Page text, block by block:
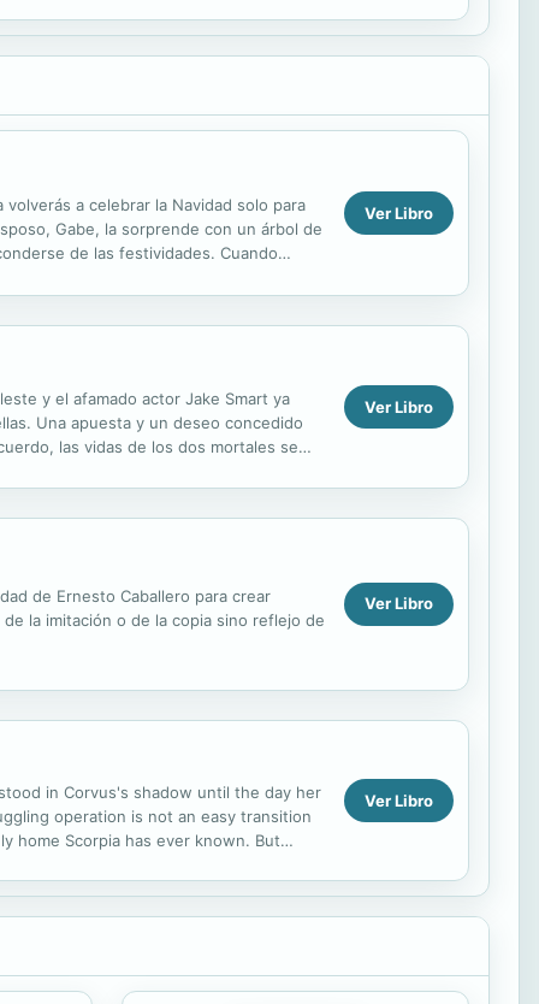
a celebrar la Navidad solo para
Gabe, la sorprende con un árbol de
de las festividades. Cuando
Ver Libro
y el afamado actor Jake Smart ya
Una apuesta y un deseo concedido
las vidas de los dos mortales se
Ver Libro
de Ernesto Caballero para crear
la imitación o de la copia sino reflejo de
Ver Libro
in Corvus's shadow until the day her
operation is not an easy transition
home Scorpia has ever known. But
Ver Libro